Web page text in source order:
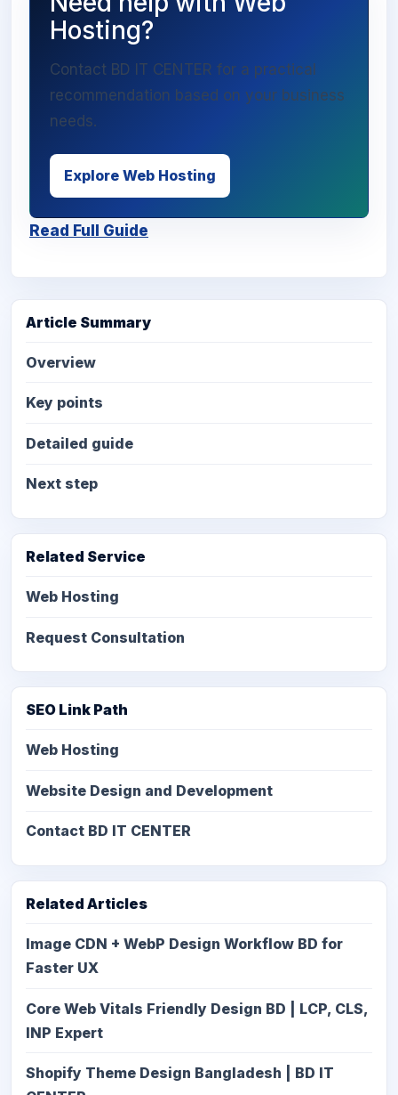
Hosting?
Contact BD IT CENTER for a practical
recommendation based on your business
needs.
Explore Web Hosting
Read Full Guide
Article Summary
Overview
Key points
Detailed guide
Next step
Related Service
Web Hosting
Request Consultation
SEO Link Path
Web Hosting
Website Design and Development
Contact BD IT CENTER
Related Articles
Image CDN + WebP Design Workflow BD for
Faster UX
Core Web Vitals Friendly Design BD | LCP, CLS,
INP Expert
Shopify Theme Design Bangladesh | BD IT